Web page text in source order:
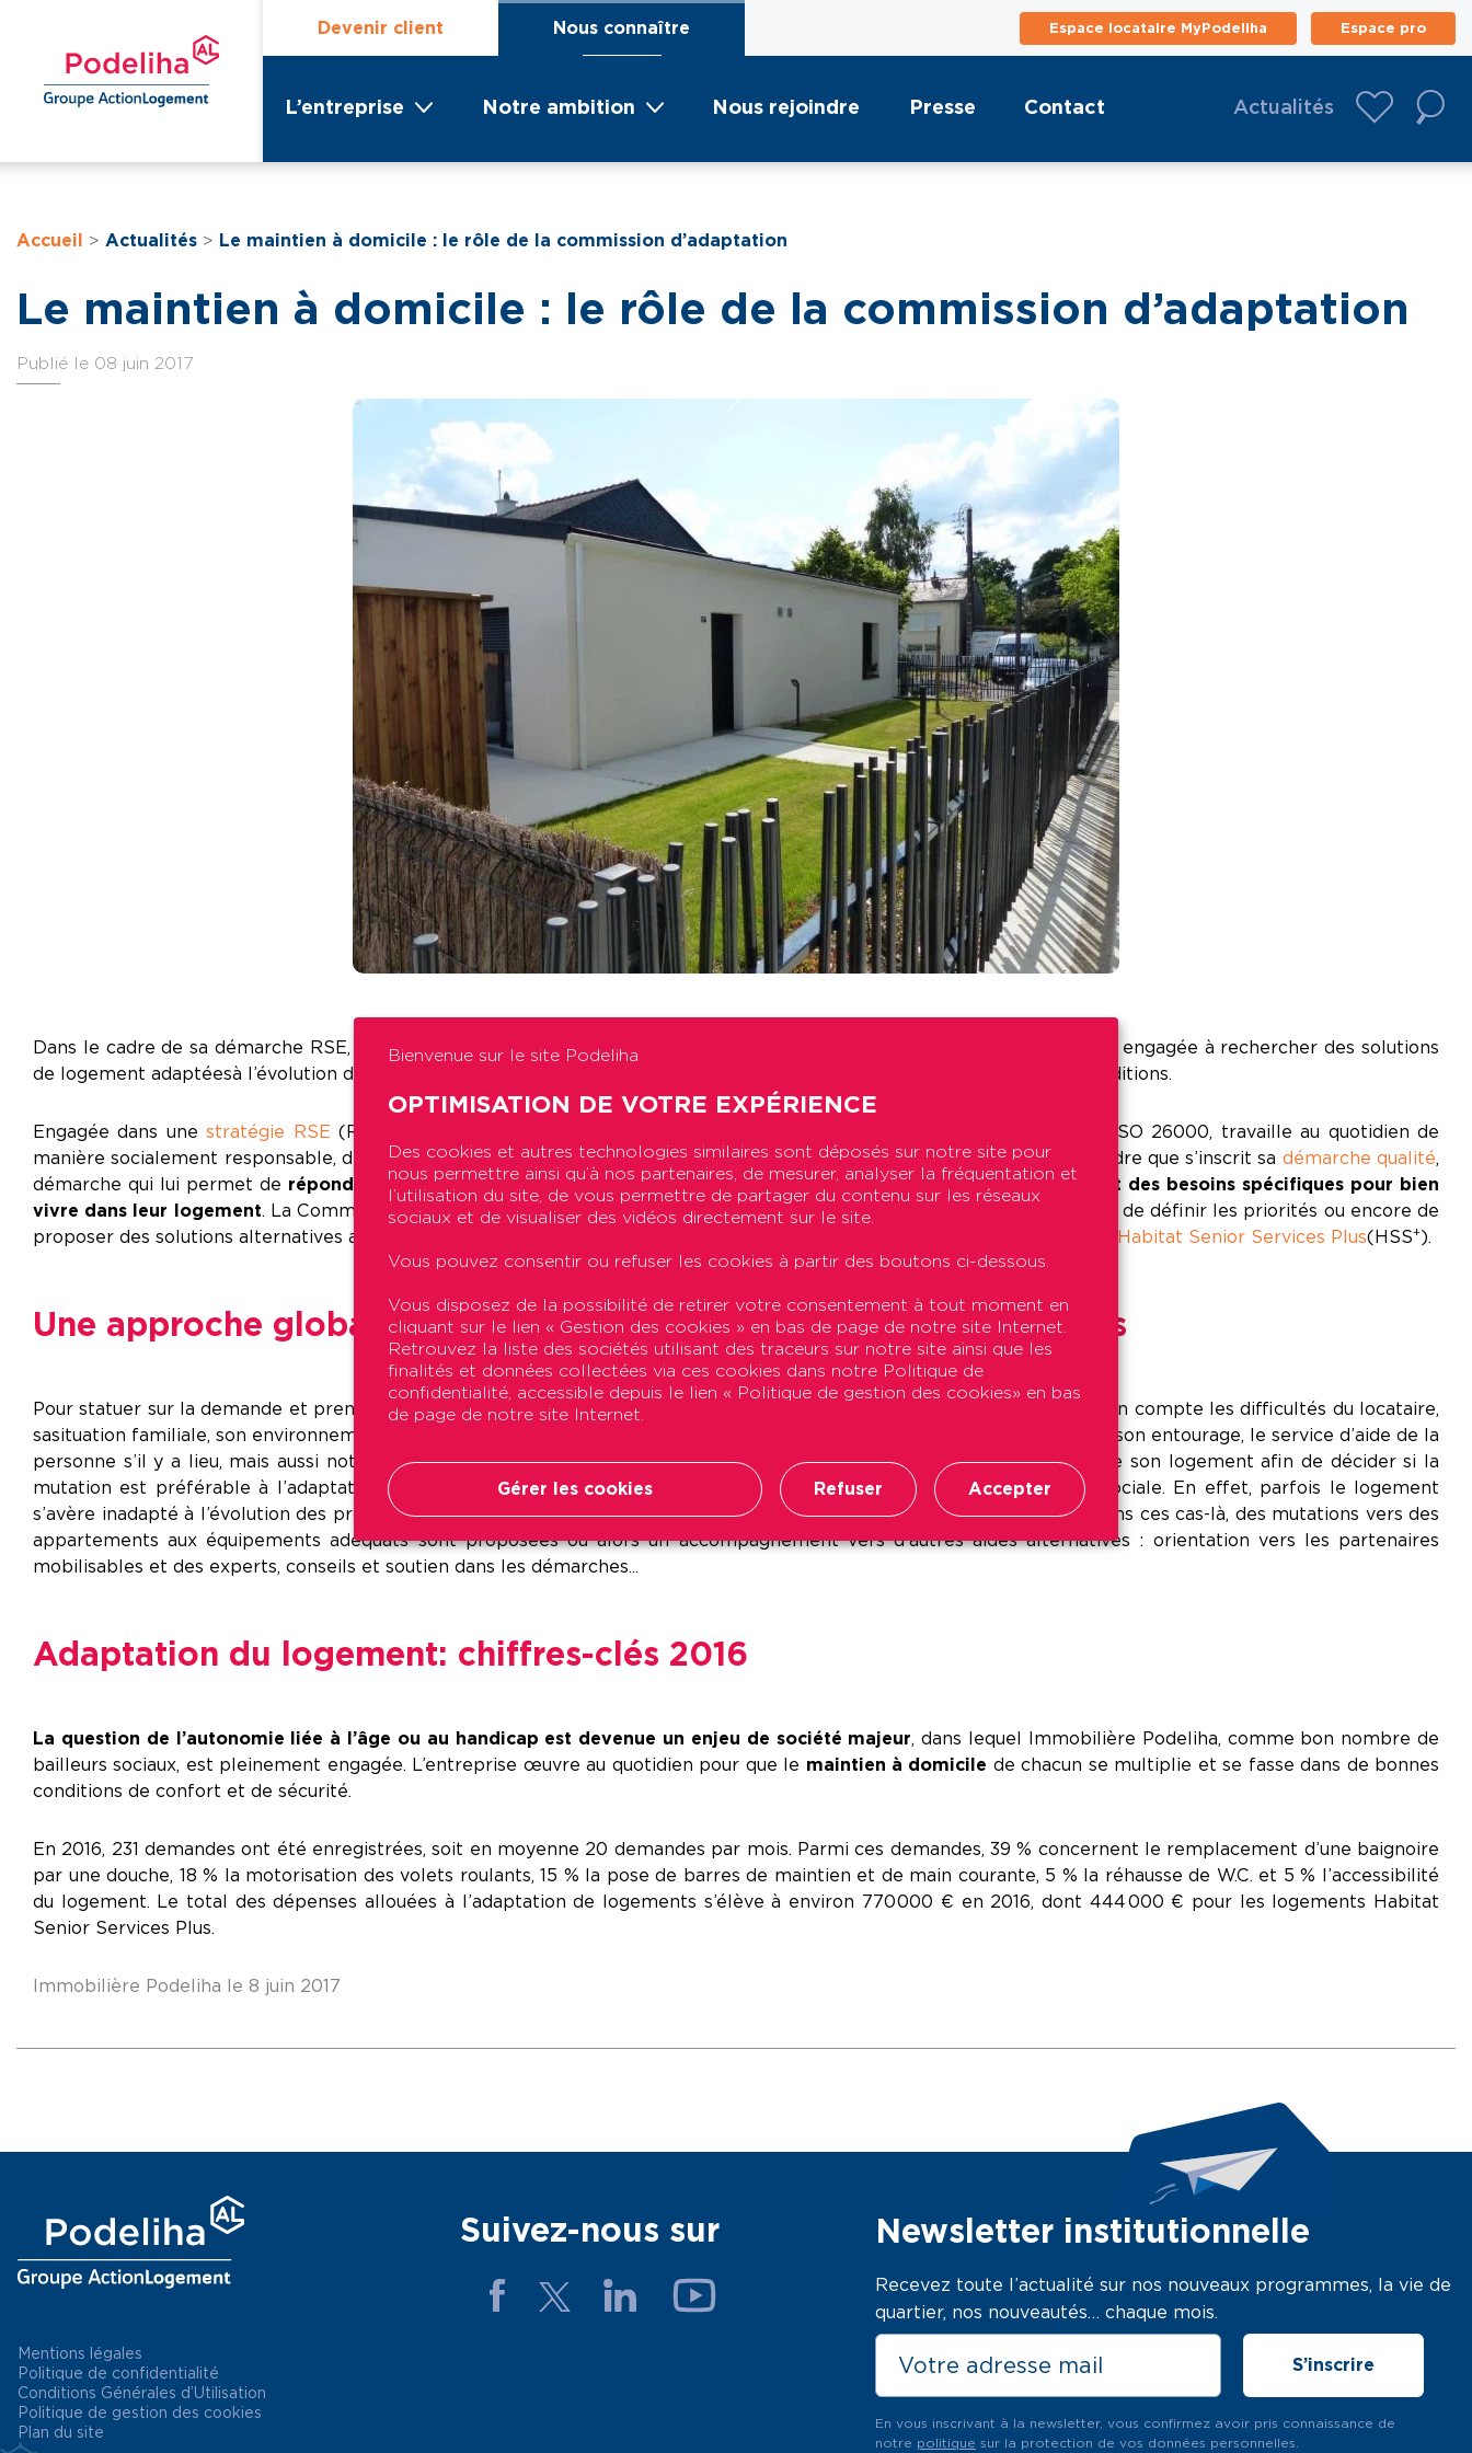
Devenir client Nous connaître Espace locataire MyPodeliha Espace pro
L’entreprise Notre ambition Nous rejoindre Presse Contact Actualités
Accueil > Actualités > Le maintien à domicile : le rôle de la commission d’adaptation
Le maintien à domicile : le rôle de la commission d’adaptation
Publié le 08 juin 2017
Dans le cadre de sa démarche RSE, de ses engagements qualité et de sa certification Qualibail
, Immobilière Podeliha est engagée à rechercher des solutions
de logement adaptées à l’évolution des besoins de ses locataires pour assurer leur maintien à domicile dans de bonnes conditions.
Engagée dans unestratégie RSE (Responsabilité sociétale des entreprises), Immobilière Podeliha, à travers la norme ISO 26000, travaille au quotidien de
manière socialement responsable, de façon « à contribuer à la bonne santé et au bien-être de la société ». C’est dans ce cadre que s’inscrit sa démarche qualité,
démarche qui lui permet de répondre aux locataires qui, confrontés à des difficultés – handicap, vieillissement… –, ont des besoins spécifiques pour bien
vivre dans leur logement. La Commission d’adaptation a pour objectif de valider ou d’infirmer ces demandes d’adaptation, de définir les priorités ou encore de
proposer des solutions alternatives aux travaux. Elle traite notamment les demandes d’aménagement en lien avec le label Habitat Senior Services Plus(HSS+).
Une approche globale pour comprendre les besoins des locataires
Pour statuer sur la demande et prendre une décision appropriée, la Commission mène une approche globale en prenant en compte les difficultés du locataire,
sa situation familiale, son environnement… Pour cela, il lui est indispensable « de travailler en concertation avec le locataire, son entourage, le service d’aide de la
personne s’il y a lieu, mais aussi notre réseau de professionnels. Il s’agit ici de comprendre comment le locataire occupe son logement afin de décider si la
mutation est préférable à l’adaptation des lieux », analyse Véronique Lardeux, responsable du service Habitat et Vie Sociale. En effet, parfois le logement
s’avère inadapté à l’évolution des problématiques du locataire et les travaux ne suffiraient pas à faciliter son quotidien. Dans ces cas-là, des mutations vers des
appartements aux équipements adéquats sont proposées ou alors un accompagnement vers d'autres aides alternatives : orientation vers les partenaires
mobilisables et des experts, conseils et soutien dans les démarches...
Adaptation du logement : chiffres-clés 2016
La question de l’autonomie liée à l’âge ou au handicap est devenue un enjeu de société majeur, dans lequel Immobilière Podeliha, comme bon nombre de
bailleurs sociaux, est pleinement engagée. L’entreprise œuvre au quotidien pour que le maintien à domicile de chacun se multiplie et se fasse dans de bonnes
conditions de confort et de sécurité.
En 2016, 231 demandes ont été enregistrées, soit en moyenne 20 demandes par mois. Parmi ces demandes, 39 % concernent le remplacement d’une baignoire
par une douche, 18 % la motorisation des volets roulants, 15 % la pose de barres de maintien et de main courante, 5 % la réhausse de W.C. et 5 % l’accessibilité
du logement. Le total des dépenses allouées à l’adaptation de logements s’élève à environ 770 000 € en 2016, dont 444 000 € pour les logements Habitat
Senior Services Plus.
Immobilière Podeliha le 8 juin 2017
Mentions légales
Politique de confidentialité
Conditions Générales d’Utilisation
Politique de gestion des cookies
Plan du site
Suivez-nous sur Newsletter institutionnelle
Recevez toute l’actualité sur nos nouveaux programmes, la vie de
quartier, nos nouveautés… chaque mois.
En vous inscrivant à la newsletter, vous confirmez avoir pris connaissance de
notre politique sur la protection de vos données personnelles.
Bienvenue sur le site Podeliha
OPTIMISATION DE VOTRE EXPÉRIENCE
Des cookies et autres technologies similaires sont déposés sur notre site pour
nous permettre ainsi qu’à nos partenaires, de mesurer, analyser la fréquentation et
l’utilisation du site, de vous permettre de partager du contenu sur les réseaux
sociaux et de visualiser des vidéos directement sur le site.
Vous pouvez consentir ou refuser les cookies à partir des boutons ci-dessous.
Vous disposez de la possibilité de retirer votre consentement à tout moment en
cliquant sur le lien « Gestion des cookies » en bas de page de notre site Internet.
Retrouvez la liste des sociétés utilisant des traceurs sur notre site ainsi que les
finalités et données collectées via ces cookies dans notre Politique de
confidentialité, accessible depuis le lien « Politique de gestion des cookies» en bas
de page de notre site Internet.
Gérer les cookies Refuser Accepter